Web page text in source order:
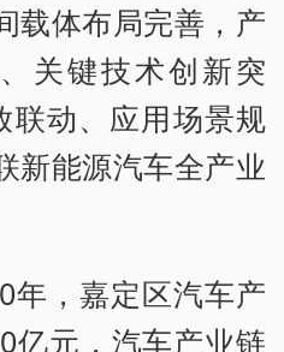
载体布局完善，产
关键技术创新突
联动、应用场景规
新能源汽车全产业
年，嘉定区汽车产
亿元，汽车产业链